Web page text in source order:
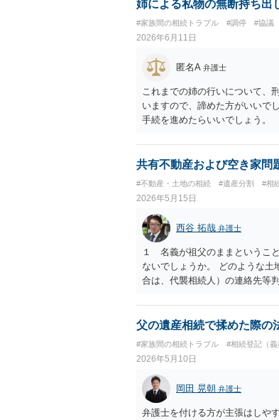
姉による私物の無断持ち出
#家族間の相続トラブル #調停 #協議
2026年6月11日
匿名A 弁護士
これまでの姉の行いについて、
いますので、諦めた方がいいで
手続を進めたらいいでしょう。
共有不動産および空き家問
#不動産・土地の相続 #遺産分割 #相
2026年5月15日
西谷 拓哉 弁護士
１ 名義が祖父のままというこ
ないでしょうか。 どのような
合は、代襲相続人）の連絡先等
利を無償で取得して 今後は、お
ます。 なお、遺産としての共
の収入や預貯金がお父さまにあ
父の遺産相続で揉めた際の
#家族間の相続トラブル #相続登記（義
2026年5月10日
岡田 晃朝 弁護士
弁護士を付ける方が主張はしや